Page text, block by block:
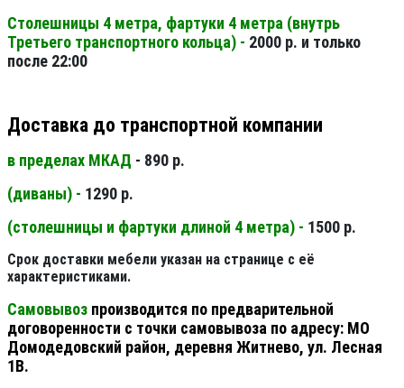
Столешницы 4 метра, фартуки 4 метра (внутрь
Третьего транспортного кольца) - 2000 р. и только
после 22:00
Доставка до транспортной компании
в пределах МКАД - 890 р.
(диваны) - 1290 р.
(столешницы и фартуки длиной 4 метра) - 1500 р.
Срок доставки мебели указан на странице с её
характеристиками.
Самовывоз производится по предварительной
договоренности с точки самовывоза по адресу: МО
Домодедовский район, деревня Житнево, ул. Лесная
1В.